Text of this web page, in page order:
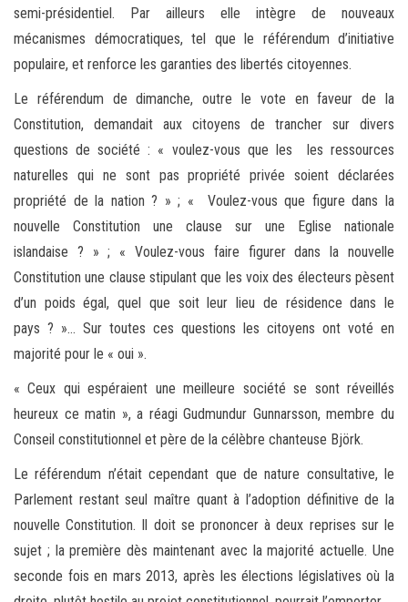
semi-présidentiel. Par ailleurs elle intègre de nouveaux
mécanismes démocratiques, tel que le référendum d’initiative
populaire, et renforce les garanties des libertés citoyennes.
Le référendum de dimanche, outre le vote en faveur de la
Constitution, demandait aux citoyens de trancher sur divers
questions de société : « voulez-vous que les les ressources
naturelles qui ne sont pas propriété privée soient déclarées
propriété de la nation ? » ; « Voulez-vous que figure dans la
nouvelle Constitution une clause sur une Eglise nationale
islandaise ? » ; « Voulez-vous faire figurer dans la nouvelle
Constitution une clause stipulant que les voix des électeurs pèsent
d’un poids égal, quel que soit leur lieu de résidence dans le
pays ? »… Sur toutes ces questions les citoyens ont voté en
majorité pour le « oui ».
« Ceux qui espéraient une meilleure société se sont réveillés
heureux ce matin », a réagi Gudmundur Gunnarsson, membre du
Conseil constitutionnel et père de la célèbre chanteuse Björk.
Le référendum n’était cependant que de nature consultative, le
Parlement restant seul maître quant à l’adoption définitive de la
nouvelle Constitution. Il doit se prononcer à deux reprises sur le
sujet ; la première dès maintenant avec la majorité actuelle. Une
seconde fois en mars 2013, après les élections législatives où la